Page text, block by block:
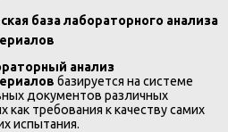
база лабораторного анализа
анализ
базируется на системе
документов различных
требования к качеству самих
испытания.